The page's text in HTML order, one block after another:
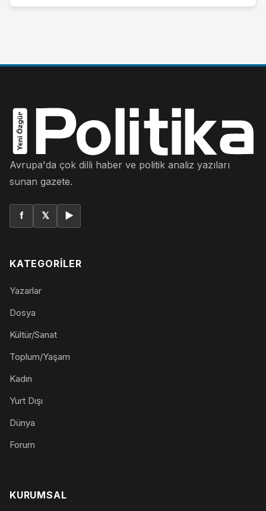
Avrupa'da çok dilli haber ve politik analiz yazıları
sunan gazete.
f 𝕏 ▶
KATEGORILER
Yazarlar
Dosya
Kültür/Sanat
Toplum/Yaşam
Kadın
Yurt Dışı
Dünya
Forum
KURUMSAL